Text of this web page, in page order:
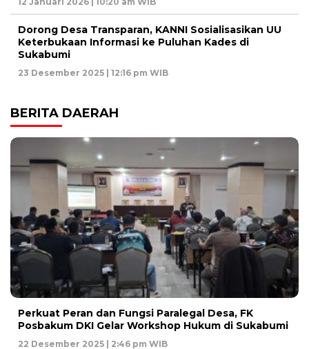
Dorong Desa Transparan, KANNI Sosialisasikan UU
Keterbukaan Informasi ke Puluhan Kades di
Sukabumi
23 Desember 2025 | 12:16 pm WIB
BERITA DAERAH
Perkuat Peran dan Fungsi Paralegal Desa, FK
Posbakum DKI Gelar Workshop Hukum di Sukabumi
22 Desember 2025 | 2:46 pm WIB